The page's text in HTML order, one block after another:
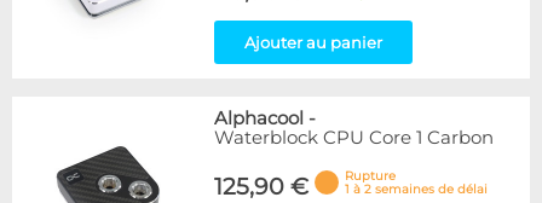
Ajouter au panier
Alphacool -
Waterblock CPU Core 1 Carbon
125,90 €
Rupture
1 à 2 semaines de délai